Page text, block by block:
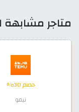
متاجر
خصم 30%
تيمو